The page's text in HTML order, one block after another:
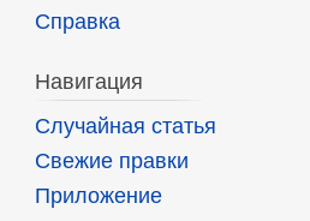
Справка
Навигация
Случайная статья
Свежие правки
Приложение